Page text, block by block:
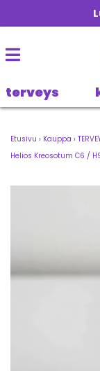
terveys
Etusivu › Kauppa ›
Helios Kreosotum C6 /